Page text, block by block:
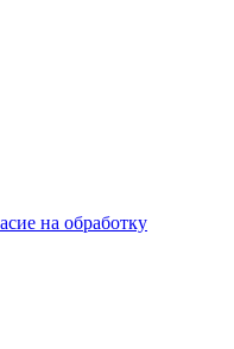
на обработку